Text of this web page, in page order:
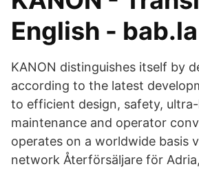
English - bab.la
KANON distinguishes itself by
according to the latest
to efficient design, safety,
maintenance and operator
operates on a worldwide basis
network Återförsäljare för